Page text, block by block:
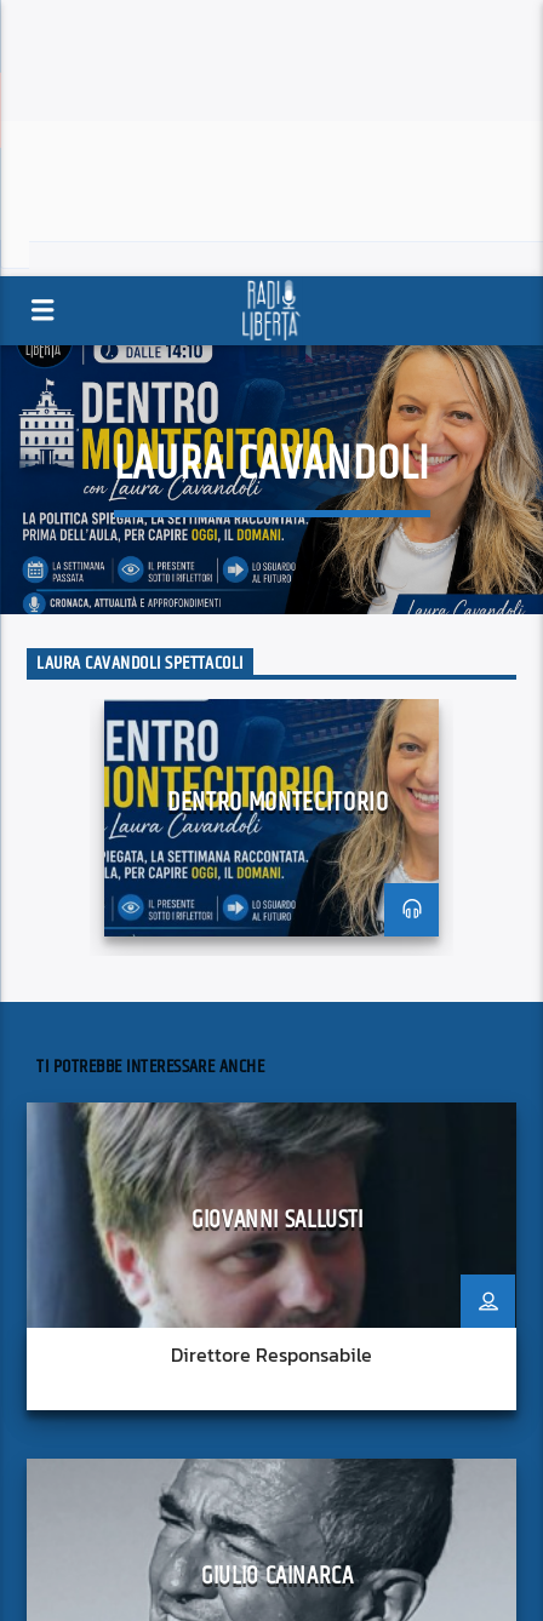
LAURA CAVANDOLI
LAURA CAVANDOLI SPETTACOLI
DENTRO MONTECITORIO
TI POTREBBE INTERESSARE ANCHE
GIOVANNI SALLUSTI
Direttore Responsabile
GIULIO CAINARCA